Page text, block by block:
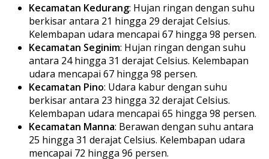
Kecamatan Kedurang: Hujan ringan dengan suhu
berkisar antara 21 hingga 29 derajat Celsius.
Kelembapan udara mencapai 67 hingga 98 persen.
Kecamatan Seginim: Hujan ringan dengan suhu
antara 24 hingga 31 derajat Celsius. Kelembapan
udara mencapai 67 hingga 98 persen.
Kecamatan Pino: Udara kabur dengan suhu
berkisar antara 23 hingga 32 derajat Celsius.
Kelembapan udara mencapai 65 hingga 98 persen.
Kecamatan Manna: Berawan dengan suhu antara
25 hingga 31 derajat Celsius. Kelembapan udara
mencapai 72 hingga 96 persen.